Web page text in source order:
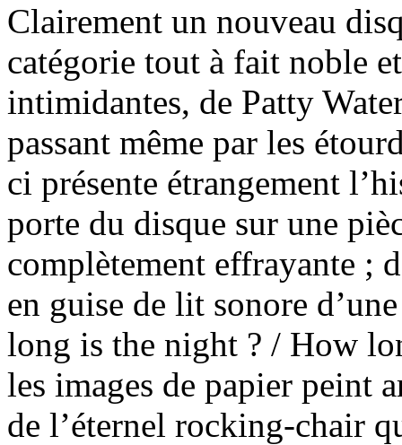
Clairement un nouveau
catégorie tout à fait noble
intimidantes, de Patty
passant même par les
ci présente étrangement
porte du disque sur une
complètement effrayante ;
en guise de lit sonore
long is the night ? / How
les images de papier peint
de l’éternel rocking-chair